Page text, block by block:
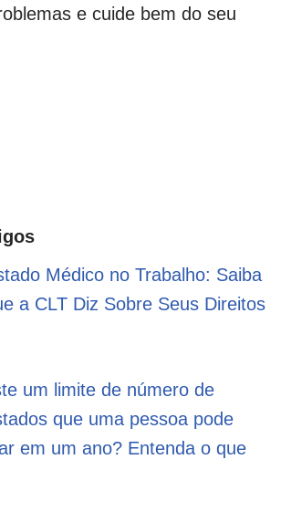
e cuide bem do seu
Médico no Trabalho: Saiba
a CLT Diz Sobre Seus Direitos
um limite de número de
que uma pessoa pode
em um ano? Entenda o que